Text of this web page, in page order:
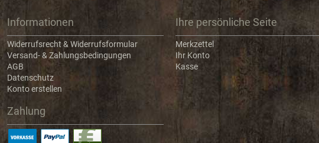
Informationen
Widerrufsrecht & Widerrufsformular
Versand- & Zahlungsbedingungen
AGB
Datenschutz
Konto erstellen
Zahlung
Ihre persönliche Seite
Merkzettel
Ihr Konto
Kasse